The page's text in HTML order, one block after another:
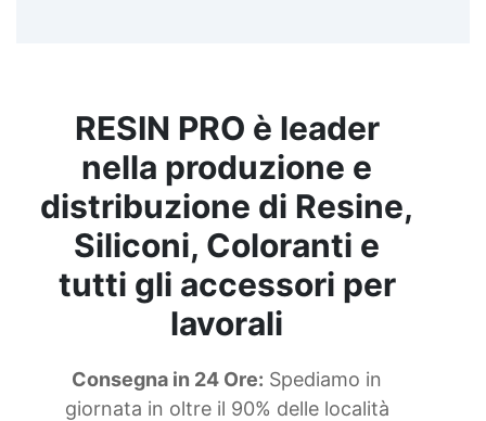
RESIN PRO è leader
nella produzione e
distribuzione di Resine,
Siliconi, Coloranti e
tutti gli accessori per
lavorali
Consegna in 24 Ore: Spediamo in
giornata in oltre il 90% delle località